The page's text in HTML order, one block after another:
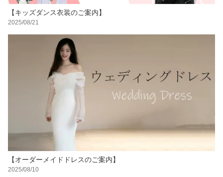
【キッズダンス衣装のご案内】
2025/08/21
【オーダーメイドドレスのご案内】
2025/08/10